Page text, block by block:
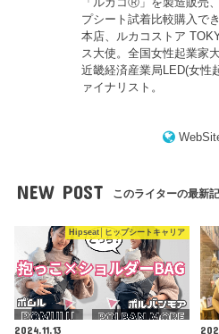
プシート試着比較購入で
本店、ルカコストア
ス大使。全国女性起業家
近畿経済産業局LED(女性
ァイナリスト。
NEW POST このライターの最新
Hipseat│ヒップシートキャリア
2024.11.13